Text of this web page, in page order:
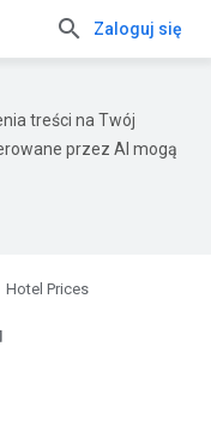
Zaloguj się
treści na Twój
przez AI mogą
Hotel Prices